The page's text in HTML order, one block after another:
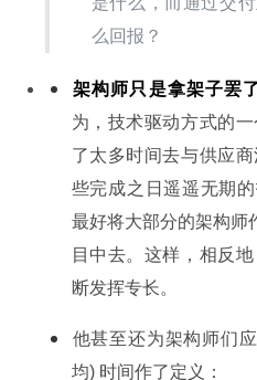
么回报？
架构师只是拿架子罢
为，技术驱动方式的
了太多时间去与供应
些完成之日遥遥无期
最好将大部分的架构师
目中去。这样，相反
断发挥专长。
他甚至还为架构师们
均) 时间作了定义：